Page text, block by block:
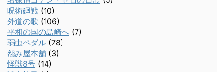
呪術廻戦 (10)
外道の歌 (106)
平和の国の島崎へ (7)
弱虫ペダル (78)
怨み屋本舗 (3)
怪獣8号 (14)